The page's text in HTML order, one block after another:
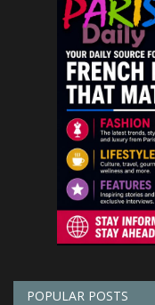
POPULAR POSTS